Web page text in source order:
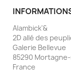
Alambick'&
2D allé des
Galerie Bellevue
85290
France